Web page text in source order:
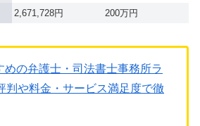
2,671,728円 200万円
めの弁護士・司法書士事務所ラ
判や料金・サービス満足度で徹